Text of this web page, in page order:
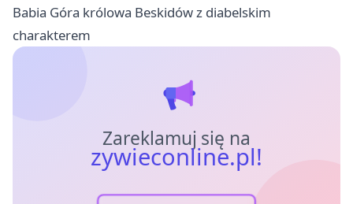
Babia Góra królowa Beskidów z diabelskim
charakterem
Zareklamuj się na
zywieconline.pl!